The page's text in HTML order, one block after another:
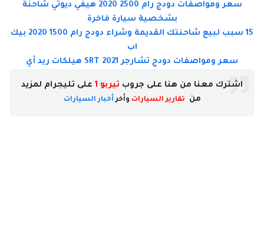
سعر ومواصفات دودج رام 2500 2020 هيفي ديوتي شاحنة
بشخصية سيارة فاخرة
15 سبب لبيع شاحنتك القديمة وشراء دودج رام 1500 2020 بيك
اب
سعر ومواصفات دودج تشارجر SRT 2021 هيلكات ريد أي
اشترك معنا من هنا على جروب تيربو 1
على تليجرام لمزيد
من
تقارير السيارات وأخر أخبار السيارات